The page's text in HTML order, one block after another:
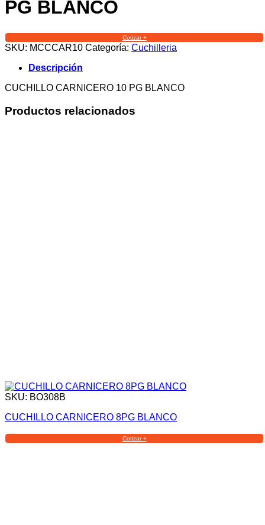
PG BLANCO
Cotizar +
SKU: MCCCAR10 Categoría: Cuchilleria
Descripción
CUCHILLO CARNICERO 10 PG BLANCO
Productos relacionados
SKU: BO308B
CUCHILLO CARNICERO 8PG BLANCO
Cotizar +